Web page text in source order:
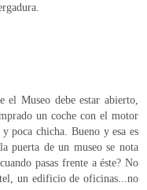
el Museo debe estar abierto,
un coche con el motor
poca chicha. Bueno y esa es
puerta de un museo se nota
pasas frente a éste? No
un edificio de oficinas...no